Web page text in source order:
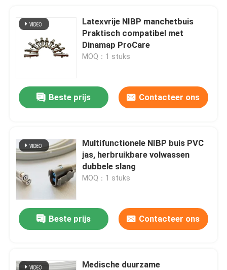
Latexvrije NIBP manchetbuis
Praktisch compatibel met
Dinamap ProCare
MOQ：1 stuks
Beste prijs Contacteer ons
Multifunctionele NIBP buis PVC
jas, herbruikbare volwassen
dubbele slang
MOQ：1 stuks
Beste prijs Contacteer ons
Medische duurzame